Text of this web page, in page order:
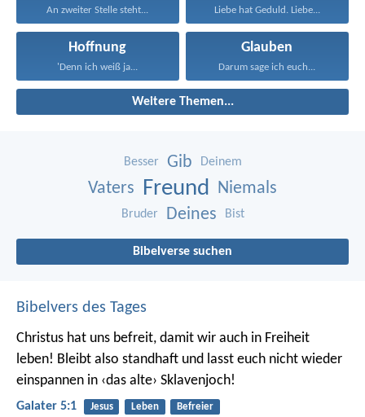
An zweiter Stelle steht... Liebe hat Geduld. Liebe...
Hoffnung
'Denn ich weiß ja...
Glauben
Darum sage ich euch...
Weitere Themen...
Besser Gib Deinem
Vaters Freund Niemals
Bruder Deines Bist
Bibelverse suchen
Bibelvers des Tages
Christus hat uns befreit, damit wir auch in Freiheit
leben! Bleibt also standhaft und lasst euch nicht wieder
einspannen in ‹das alte› Sklavenjoch!
Galater 5:1 Jesus Leben Befreier